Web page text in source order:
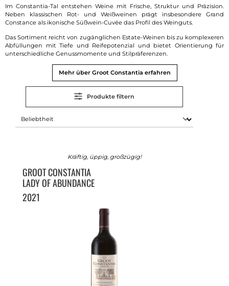
Im Constantia-Tal entstehen Weine mit Frische, Struktur und Präzision.
Neben klassischen Rot- und Weißweinen prägt insbesondere Grand
Constance als ikonische Süßwein-Cuvée das Profil des Weinguts.
Das Sortiment reicht von zugänglichen Estate-Weinen bis zu komplexeren
Abfüllungen mit Tiefe und Reifepotenzial und bietet Orientierung für
unterschiedliche Genussmomente und Stilpräferenzen.
Mehr über Groot Constantia erfahren
Produkte filtern
Kräftig, üppig, großzügig!
GROOT CONSTANTIA
LADY OF ABUNDANCE
2021